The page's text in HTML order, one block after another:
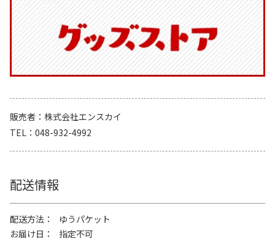
販売者
株式会社エンスカイ
TEL
048-932-4992
配送情報
配送方法
ゆうパケット
お届け日
指定不可